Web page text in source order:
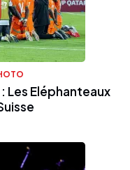
Les Eléphanteaux